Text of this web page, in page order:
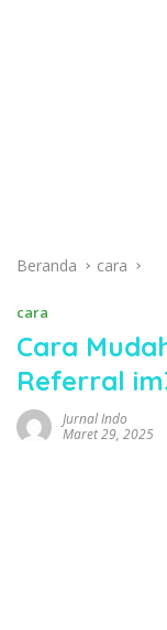
Beranda cara
cara
Cara
Referral
Jurnal Indo
Maret 29, 2025